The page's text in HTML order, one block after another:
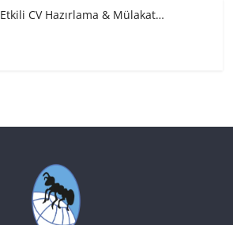
Etkili CV Hazırlama & Mülakat…